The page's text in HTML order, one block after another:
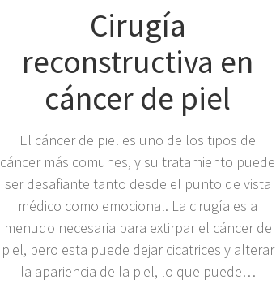
Cirugía
reconstructiva en
cáncer de piel
El cáncer de piel es uno de los tipos de
cáncer más comunes, y su tratamiento puede
ser desafiante tanto desde el punto de vista
médico como emocional. La cirugía es a
menudo necesaria para extirpar el cáncer de
piel, pero esta puede dejar cicatrices y alterar
la apariencia de la piel, lo que puede…